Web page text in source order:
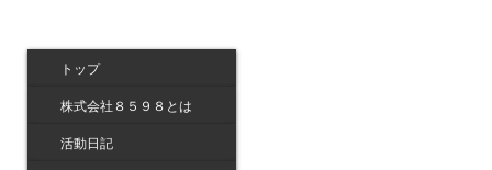
トップ
株式会社８５９８とは
活動日記